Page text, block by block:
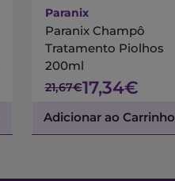
Paranix
Paranix Champô
Tratamento Piolhos
200ml
21,67€17,34€
Adicionar ao Carrinho